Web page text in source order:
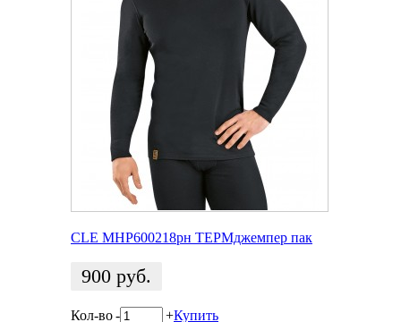
CLE MHP600218рн ТЕРМджемпер пак
900 руб.
Кол-во- +Купить